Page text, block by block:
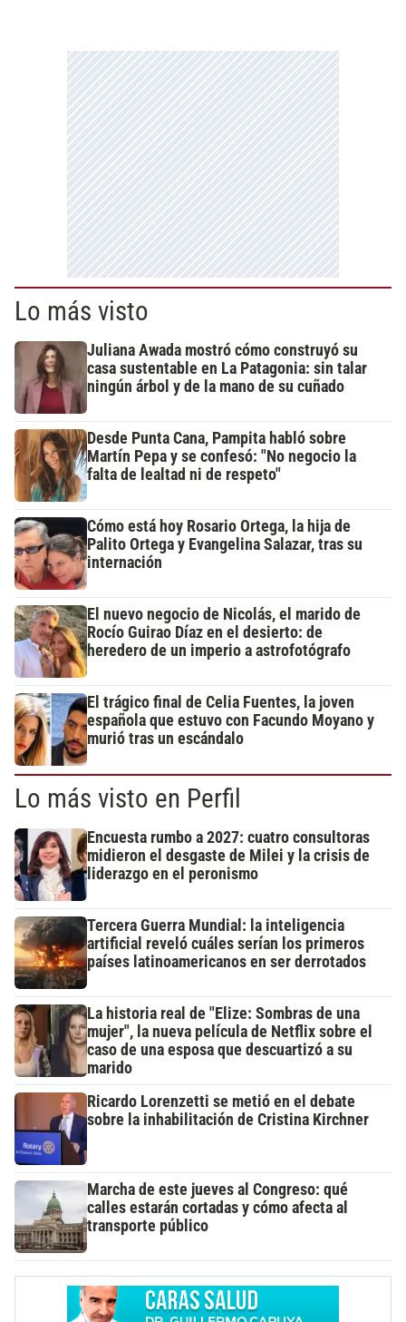
Lo más visto
Juliana Awada mostró cómo construyó su
casa sustentable en La Patagonia: sin talar
ningún árbol y de la mano de su cuñado
Desde Punta Cana, Pampita habló sobre
Martín Pepa y se confesó: "No negocio la
falta de lealtad ni de respeto"
Cómo está hoy Rosario Ortega, la hija de
Palito Ortega y Evangelina Salazar, tras su
internación
El nuevo negocio de Nicolás, el marido de
Rocío Guirao Díaz en el desierto: de
heredero de un imperio a astrofotógrafo
El trágico final de Celia Fuentes, la joven
española que estuvo con Facundo Moyano y
murió tras un escándalo
Lo más visto en Perfil
Encuesta rumbo a 2027: cuatro consultoras
midieron el desgaste de Milei y la crisis de
liderazgo en el peronismo
Tercera Guerra Mundial: la inteligencia
artificial reveló cuáles serían los primeros
países latinoamericanos en ser derrotados
La historia real de "Elize: Sombras de una
mujer", la nueva película de Netflix sobre el
caso de una esposa que descuartizó a su
marido
Ricardo Lorenzetti se metió en el debate
sobre la inhabilitación de Cristina Kirchner
Marcha de este jueves al Congreso: qué
calles estarán cortadas y cómo afecta al
transporte público